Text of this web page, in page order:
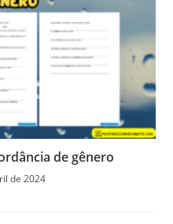
de gênero
de 2024